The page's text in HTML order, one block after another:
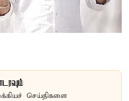
செய்திகளை